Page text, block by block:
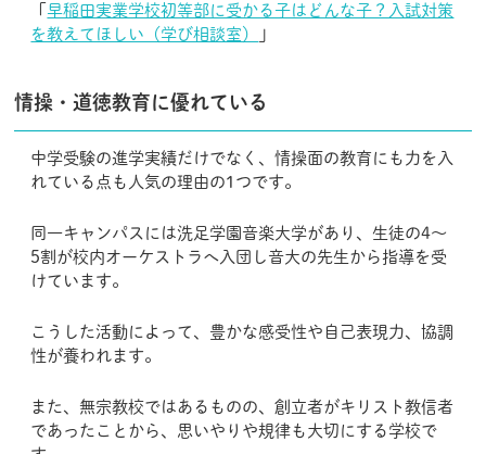
早稲田実業学校初等部に受かる子はどんな子？入試対策
を教えてほしい（学び相談室）
」
情操・道徳教育に優れている
中学受験の進学実績だけでなく、情操面の教育にも力を入
れている点も人気の理由の1つです。
同一キャンパスには洗足学園音楽大学があり、生徒の4〜
5割が校内オーケストラへ入団し音大の先生から指導を受
けています。
こうした活動によって、豊かな感受性や自己表現力、協調
性が養われます。
また、無宗教校ではあるものの、創立者がキリスト教信者
であったことから、思いやりや規律も大切にする学校で